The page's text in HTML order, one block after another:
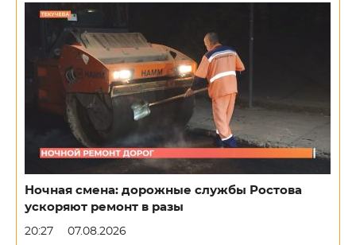
Ночная смена: дорожные службы Ростова
ускоряют ремонт в разы
20:27 07.08.2026